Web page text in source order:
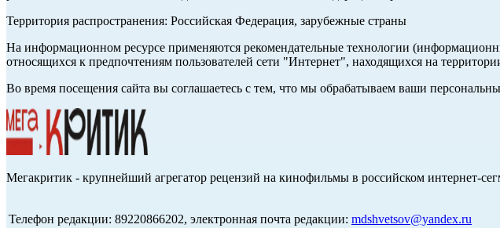
Территория распространения: Российская Федерация, зарубежные страны
На информационном ресурсе применяются рекомендательные технологии
относящихся к предпочтениям пользователей сети "Интернет", находящихся на
Во время посещения сайта вы соглашаетесь с тем, что мы обрабатываем ваши
Мегакритик - крупнейший агрегатор рецензий на кинофильмы в российском интернет-
Телефон редакции: 89220866202, электронная почта редакции: mdshvetsov@yandex.ru